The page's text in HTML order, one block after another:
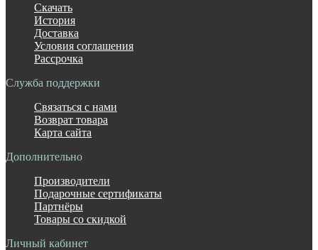
Скачать
История
Доставка
Условия соглашения
Рассрочка
Служба поддержки
Связаться с нами
Возврат товара
Карта сайта
Дополнительно
Производители
Подарочные сертификаты
Партнёры
Товары со скидкой
Личный кабинет